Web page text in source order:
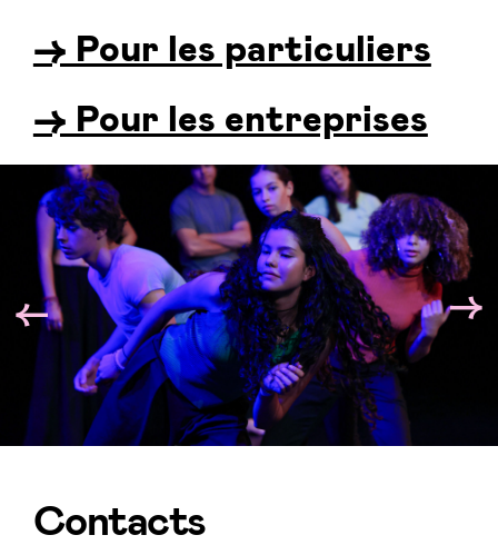
→ Pour les particuliers
→ Pour les entreprises
Contacts